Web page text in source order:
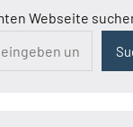
Webseite